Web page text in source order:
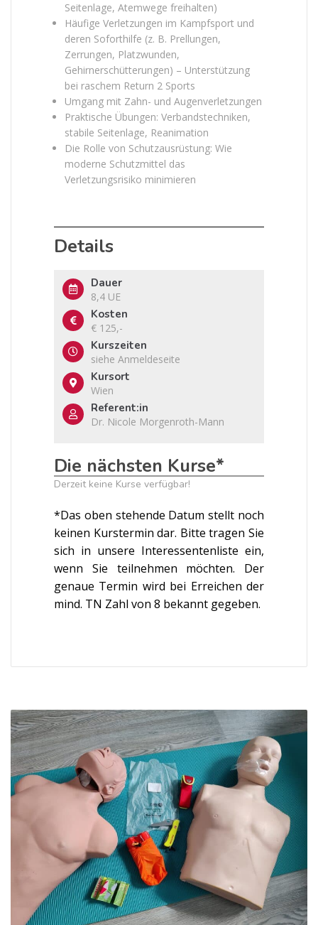
Seitenlage, Atemwege freihalten)
Häufige Verletzungen im Kampfsport und
deren Soforthilfe (z. B. Prellungen,
Zerrungen, Platzwunden,
Gehirnerschütterungen) – Unterstützung
bei raschem Return 2 Sports
Umgang mit Zahn- und Augenverletzungen
Praktische Übungen: Verbandstechniken,
stabile Seitenlage, Reanimation
Die Rolle von Schutzausrüstung: Wie
moderne Schutzmittel das
Verletzungsrisiko minimieren
Details
Dauer
8,4 UE
Kosten
€ 125,-
Kurszeiten
siehe Anmeldeseite
Kursort
Wien
Referent:in
Dr. Nicole Morgenroth-Mann
Die nächsten Kurse*
Derzeit keine Kurse verfügbar!
*Das oben stehende Datum stellt noch
keinen Kurstermin dar. Bitte tragen Sie
sich in unsere Interessentenliste ein,
wenn Sie teilnehmen möchten. Der
genaue Termin wird bei Erreichen der
mind. TN Zahl von 8 bekannt gegeben.